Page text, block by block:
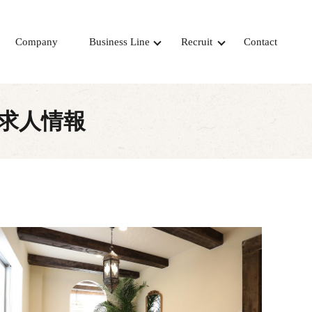
Company Business Line Recruit Contact
人情報